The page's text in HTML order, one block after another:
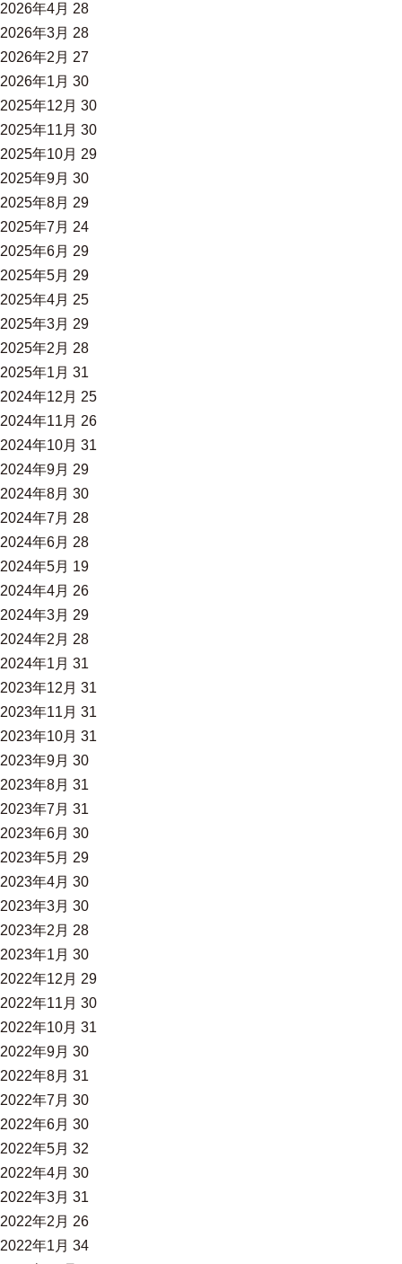
2026年4月 28
2026年3月 28
2026年2月 27
2026年1月 30
2025年12月 30
2025年11月 30
2025年10月 29
2025年9月 30
2025年8月 29
2025年7月 24
2025年6月 29
2025年5月 29
2025年4月 25
2025年3月 29
2025年2月 28
2025年1月 31
2024年12月 25
2024年11月 26
2024年10月 31
2024年9月 29
2024年8月 30
2024年7月 28
2024年6月 28
2024年5月 19
2024年4月 26
2024年3月 29
2024年2月 28
2024年1月 31
2023年12月 31
2023年11月 31
2023年10月 31
2023年9月 30
2023年8月 31
2023年7月 31
2023年6月 30
2023年5月 29
2023年4月 30
2023年3月 30
2023年2月 28
2023年1月 30
2022年12月 29
2022年11月 30
2022年10月 31
2022年9月 30
2022年8月 31
2022年7月 30
2022年6月 30
2022年5月 32
2022年4月 30
2022年3月 31
2022年2月 26
2022年1月 34